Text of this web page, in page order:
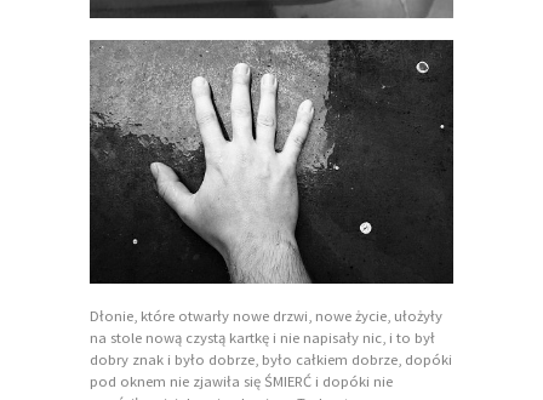
Dłonie, które otwarły nowe drzwi, nowe życie, ułożyły
na stole nową czystą kartkę i nie napisały nic, i to był
dobry znak i było dobrze, było całkiem dobrze, dopóki
pod oknem nie zjawiła się ŚMIERĆ i dopóki nie